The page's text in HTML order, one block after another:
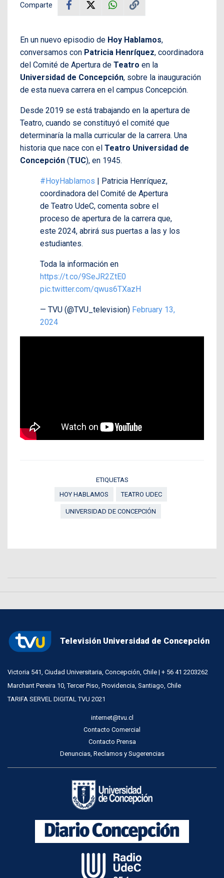
Comparte
En un nuevo episodio de Hoy Hablamos,
conversamos con Patricia Henríquez, coordinadora
del Comité de Apertura de Teatro en la
Universidad de Concepción, sobre la inauguración
de esta nueva carrera en el campus Concepción.
Desde 2019 se está trabajando en la apertura de
Teatro, cuando se constituyó el comité que
determinaría la malla curricular de la carrera. Una
historia que nace con el Teatro Universidad de
Concepción (TUC), en 1945.
#HoyHablamos | Patricia Henríquez,
coordinadora del Comité de Apertura
de Teatro UdeC, comenta sobre el
proceso de apertura de la carrera que,
este 2024, abrirá sus puertas a las y los
estudiantes.
Toda la información en
https://t.co/9SeJR2ZtE0
pic.twitter.com/qwus6TXazH
— TVU (@TVU_television) February 13,
2024
ETIQUETAS
HOY HABLAMOS
TEATRO UDEC
UNIVERSIDAD DE CONCEPCIÓN
Televisión Universidad de Concepción
Victoria 541, Ciudad Universitaria, Concepción, Chile | + 56 41 2203262
Marchant Pereira 10, Tercer Piso, Providencia, Santiago, Chile
TARIFA SERVEL DIGITAL TVU 2021
internet@tvu.cl
Contacto Comercial
Contacto Prensa
Denuncias, Reclamos y Sugerencias